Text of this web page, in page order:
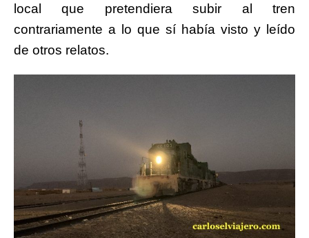
local que pretendiera subir al tren
contrariamente a lo que sí había visto y leído
de otros relatos.